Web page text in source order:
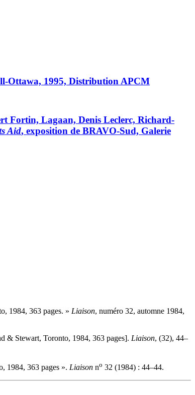
Ottawa, 1995, Distribution APCM
Fortin, Lagaan, Denis Leclerc, Richard-
Aid, exposition de BRAVO-Sud, Galerie
1984, 363 pages. » Liaison, numéro 32, automne 1984,
& Stewart, Toronto, 1984, 363 pages]. Liaison, (32), 44–
1984, 363 pages ». Liaison no 32 (1984) : 44–44.